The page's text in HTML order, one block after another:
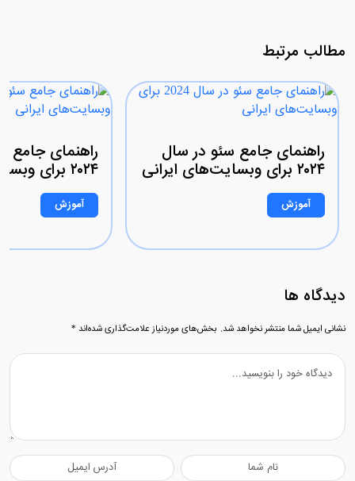
مطالب مرتبط
راهنمای جامع سئو در سال
۲۰۲۴ برای وبسایت‌های ایرانی
آموزش
راهنمای جامع
۲۰۲۴ برای وبسایت‌های ایرانی
آموزش
دیدگاه ها
نشانی ایمیل شما منتشر نخواهد شد. بخش‌های موردنیاز علامت‌گذاری شده‌اند *